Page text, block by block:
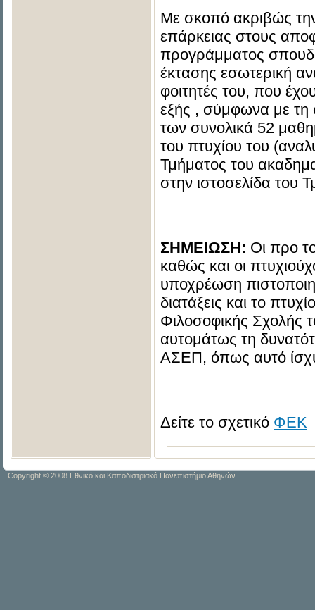
Με σκοπό ακριβώς την
επάρκειας στους
προγράμματος
έκτασης εσωτερική
φοιτητές του, που
εξής , σύμφωνα με τη
των συνολικά 52
του πτυχίου του
Τμήματος του
στην ιστοσελίδα του
ΣΗΜΕΙΩΣΗ: Οι προ
καθώς και οι
υποχρέωση
διατάξεις και το
Φιλοσοφικής Σχολής
αυτομάτως τη
ΑΣΕΠ, όπως αυτό
Δείτε το σχετικό ΦΕΚ
Copyright © 2008 Εθνικό και Καποδιστριακό Πανεπιστήμιο Αθηνών